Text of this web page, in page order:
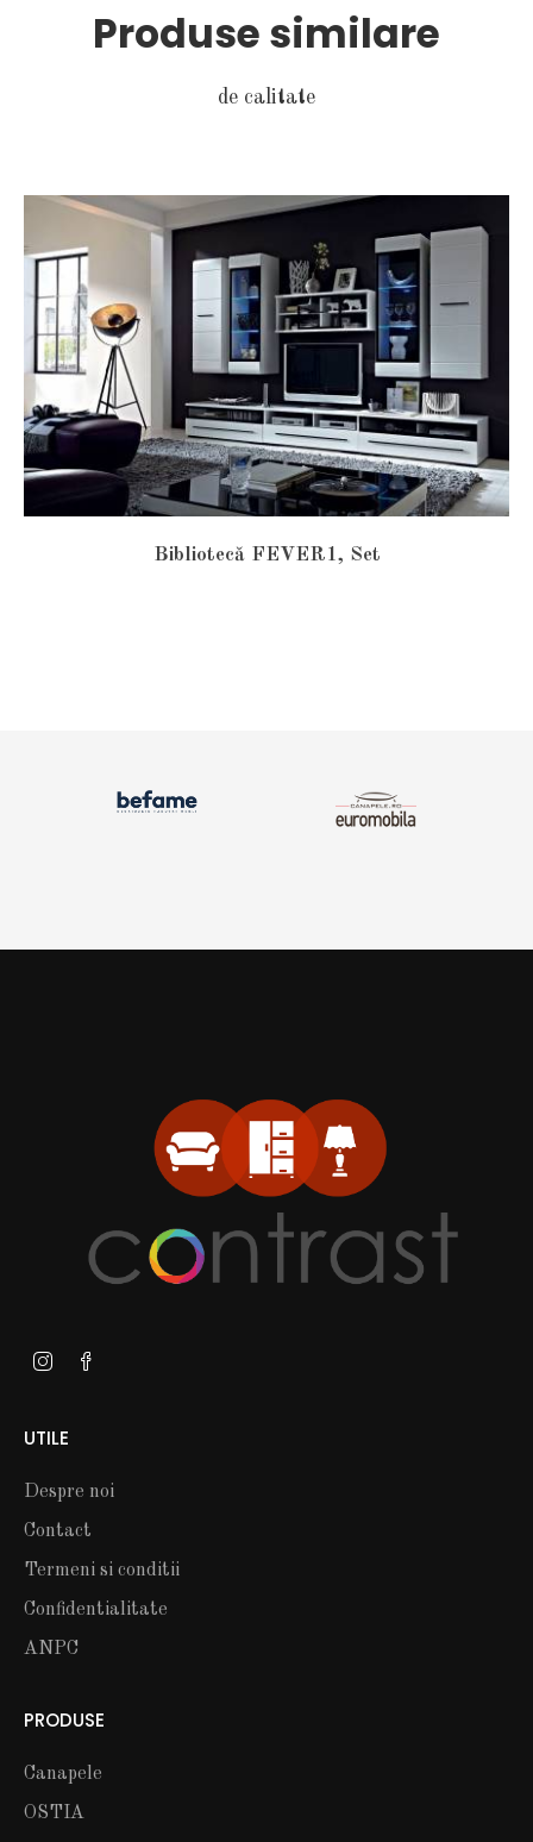
Produse similare
de calitate
Bibliotecă FEVER1, Set
UTILE
Despre noi
Contact
Termeni si conditii
Confidentialitate
ANPC
PRODUSE
Canapele
OSTIA